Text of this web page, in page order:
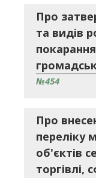
Про
та видів
№454
Про
переліку
об'єктів
торгівлі,